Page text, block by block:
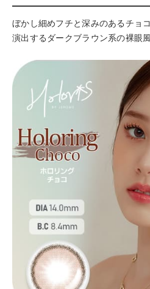
ぼかし細めフチと深みのあるチョ
演出するダークブラウン系の裸眼